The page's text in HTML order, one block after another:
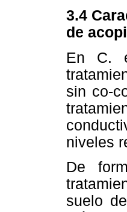
3.4
de
En C.
sin co-
niveles
De
suelo